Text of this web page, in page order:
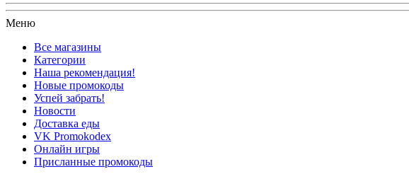
Меню
Все магазины
Категории
Наша рекомендация!
Новые промокоды
Успей забрать!
Новости
Доставка еды
VK Promokodex
Онлайн игры
Присланные промокоды